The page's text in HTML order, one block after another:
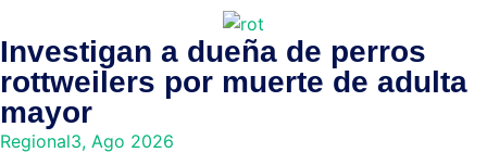
Investigan a dueña de perros
rottweilers por muerte de adulta
mayor
Regional3, Ago 2026